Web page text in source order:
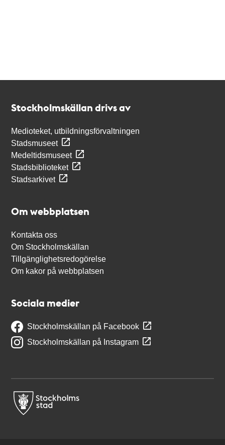
Stockholmskällan drivs av
Medioteket, utbildningsförvaltningen
Stadsmuseet
Medeltidsmuseet
Stadsbiblioteket
Stadsarkivet
Om webbplatsen
Kontakta oss
Om Stockholmskällan
Tillgänglighetsredogörelse
Om kakor på webbplatsen
Sociala medier
Stockholmskällan på Facebook
Stockholmskällan på Instagram